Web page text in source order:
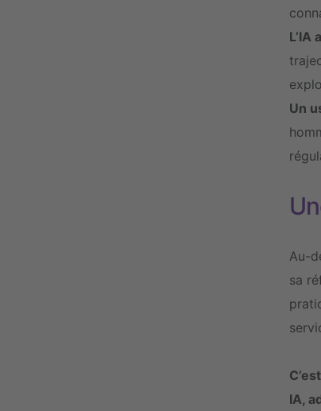
L’IA
Un
Au-
sa
IA,